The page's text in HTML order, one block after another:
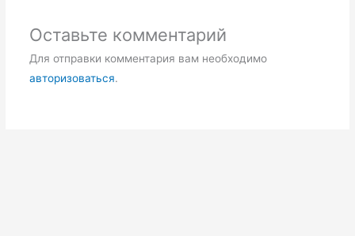
Оставьте комментарий
Для отправки комментария вам необходимо
авторизоваться.